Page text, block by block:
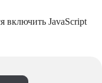
включить JavaScript